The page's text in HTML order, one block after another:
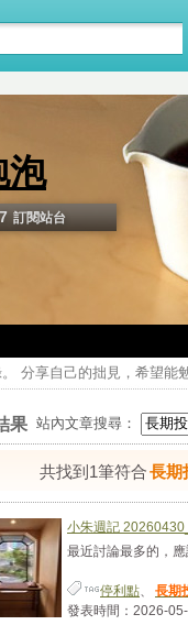
泡
分享自己的拙見，希望能
7 訂閱站台
果 站內文章搜尋：
共找到1筆符合長期
小朱週記
最近討論最多的，
停利點、
長期
發表時間：2026-